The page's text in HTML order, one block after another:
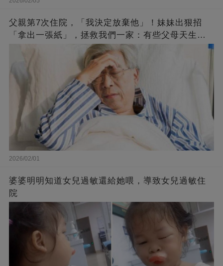
父親第7次住院，「我決定放棄他」！妹妹出狠招
「拿出一張紙」，拯救我們一家：有些父母天生是
2026/02/01
婆婆明明知道女兒過敏還給她喂，導致女兒過敏住
院